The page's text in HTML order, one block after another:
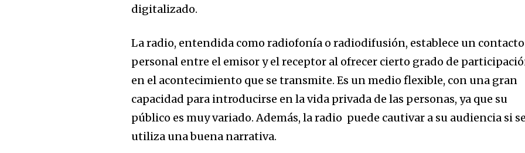
digitalizado.
La radio, entendida como radiofonía o radiodifusión, establece un contacto
personal entre el emisor y el receptor al ofrecer cierto grado de
en el acontecimiento que se transmite. Es un medio flexible, con una gran
capacidad para introducirse en la vida privada de las personas, ya que su
público es muy variado. Además, la radio puede cautivar a su audiencia si se
utiliza una buena narrativa.